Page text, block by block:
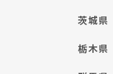
茨城県
栃木県